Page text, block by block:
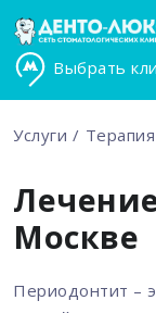
Выбрать
Услуги Терапия
Москве
Периодонтит –